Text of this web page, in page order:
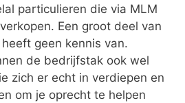
particulieren die via MLM
Een groot deel van
geen kennis van.
de bedrijfstak ook wel
zich er echt in verdiepen en
om je oprecht te helpen